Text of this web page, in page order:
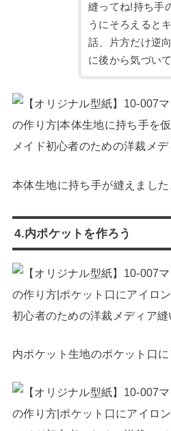
縫ってね!持ち手
うにそろえると
話、片方だけ逆
に後から気づい
本体生地に持ち手が縫えました
4.内ポケットを作ろう
内ポケット生地のポケット口に